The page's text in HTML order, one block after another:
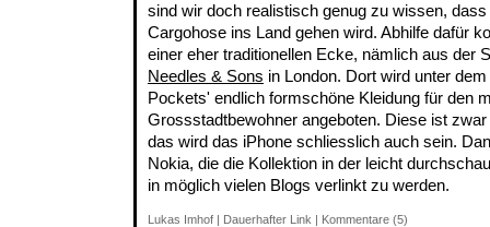
sind wir doch realistisch genug zu wissen,
Cargohose ins Land gehen wird. Abhilfe dafür
einer eher traditionellen Ecke, nämlich aus der
Needles & Sons in London. Dort wird unter
Pockets' endlich formschöne Kleidung für den
Grossstadtbewohner angeboten. Diese ist
das wird das iPhone schliesslich auch sein.
Nokia, die die Kollektion in der leicht
in möglich vielen Blogs verlinkt zu werden.
Lukas Imhof | Dauerhafter Link | Kommentare (5)